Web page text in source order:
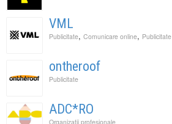
VML
Publicitate, Comunicare online,
ontheroof
Publicitate
ADC*RO
Organizatii profesionale